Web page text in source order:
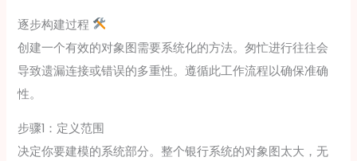
逐步构建过程
创建一个有效的对象图需要系统化的方法。匆忙进行往往会
导致遗漏连接或错误的多重性。遵循此工作流程以确保准确
性。
步骤1：定义范围
决定你要建模的系统部分。整个银行系统的对象图太大，无